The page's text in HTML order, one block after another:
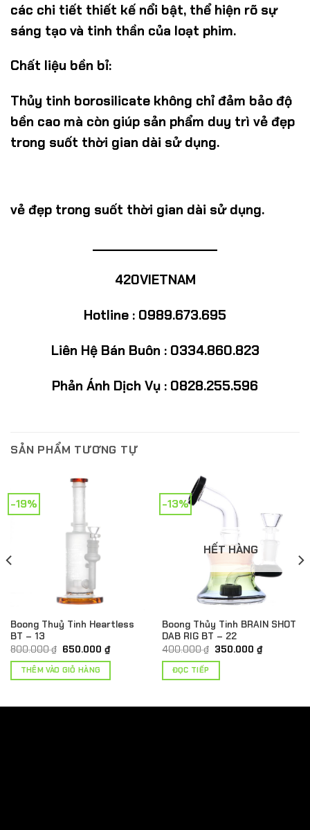
các chi tiết thiết kế nổi bật, thể hiện rõ sự
sáng tạo và tinh thần của loạt phim.
Chất liệu bền bỉ:
Thủy tinh borosilicate không chỉ đảm bảo độ
bền cao mà còn giúp sản phẩm duy trì vẻ đẹp
trong suốt thời gian dài sử dụng.
vẻ đẹp trong suốt thời gian dài sử dụng.
____________________
420VIETNAM
Hotline : 0989.673.695
Liên Hệ Bán Buôn : 0334.860.823
Phản Ánh Dịch Vụ : 0828.255.596
SẢN PHẨM TƯƠNG TỰ
-19%
Boong Thuỷ Tinh Heartless
BT – 13
800.000₫ Giá
là:
800.000 ₫.
650.000 ₫Giá
hiện
THÊM VÀO GIỎ HÀNG
-13%
HẾT HÀNG
Boong Thủy Tinh BRAIN SHOT
DAB RIG BT – 22
400.000₫ Giá
350.000 ₫Giá
hiện
ĐỌC TIẾP